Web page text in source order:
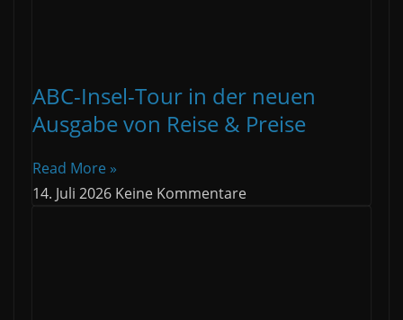
ABC-Insel-Tour in der neuen
Ausgabe von Reise & Preise
Read More »
14. Juli 2026 Keine Kommentare